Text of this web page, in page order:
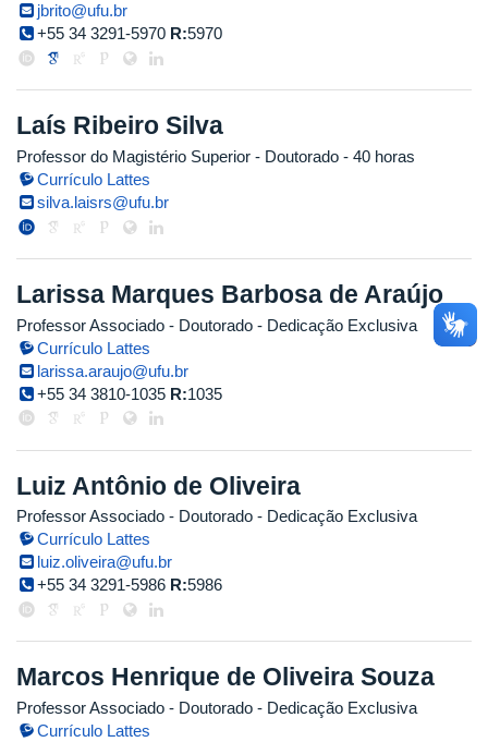
jbrito@ufu.br
+55 34 3291-5970 R:5970
Laís Ribeiro Silva
Professor do Magistério Superior - Doutorado - 40 horas
Currículo Lattes
silva.laisrs@ufu.br
Larissa Marques Barbosa de Araújo
Professor Associado - Doutorado - Dedicação Exclusiva
Currículo Lattes
larissa.araujo@ufu.br
+55 34 3810-1035 R:1035
Luiz Antônio de Oliveira
Professor Associado - Doutorado - Dedicação Exclusiva
Currículo Lattes
luiz.oliveira@ufu.br
+55 34 3291-5986 R:5986
Marcos Henrique de Oliveira Souza
Professor Associado - Doutorado - Dedicação Exclusiva
Currículo Lattes